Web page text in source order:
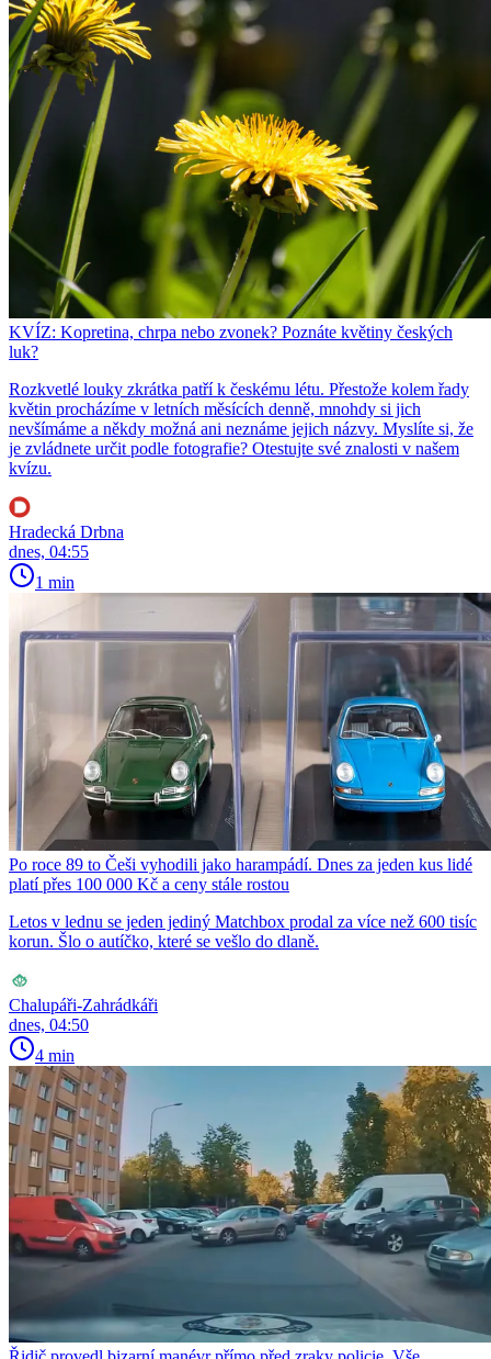
KVÍZ: Kopretina, chrpa nebo zvonek? Poznáte květiny českých
luk?
Rozkvetlé louky zkrátka patří k českému létu. Přestože kolem řady
květin procházíme v letních měsících denně, mnohdy si jich
nevšímáme a někdy možná ani neznáme jejich názvy. Myslíte si, že
je zvládnete určit podle fotografie? Otestujte své znalosti v našem
kvízu.
Hradecká Drbna
dnes, 04:55
1 min
Po roce 89 to Češi vyhodili jako harampádí. Dnes za jeden kus lidé
platí přes 100 000 Kč a ceny stále rostou
Letos v lednu se jeden jediný Matchbox prodal za více než 600 tisíc
korun. Šlo o autíčko, které se vešlo do dlaně.
Chalupáři-Zahrádkáři
dnes, 04:50
4 min